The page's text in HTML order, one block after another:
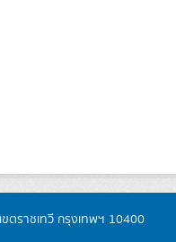
ตราชเทวี กรุงเทพฯ 10400